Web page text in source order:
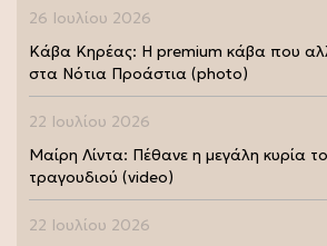
26 Ιουλίου 2026
Κάβα Κηρέας: Η premium κάβα που
στα Νότια Προάστια (photo)
22 Ιουλίου 2026
Μαίρη Λίντα: Πέθανε η μεγάλη κυρία
τραγουδιού (video)
22 Ιουλίου 2026